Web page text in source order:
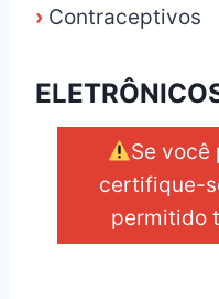
› Contraceptivos
Se você
certifique-
permitido